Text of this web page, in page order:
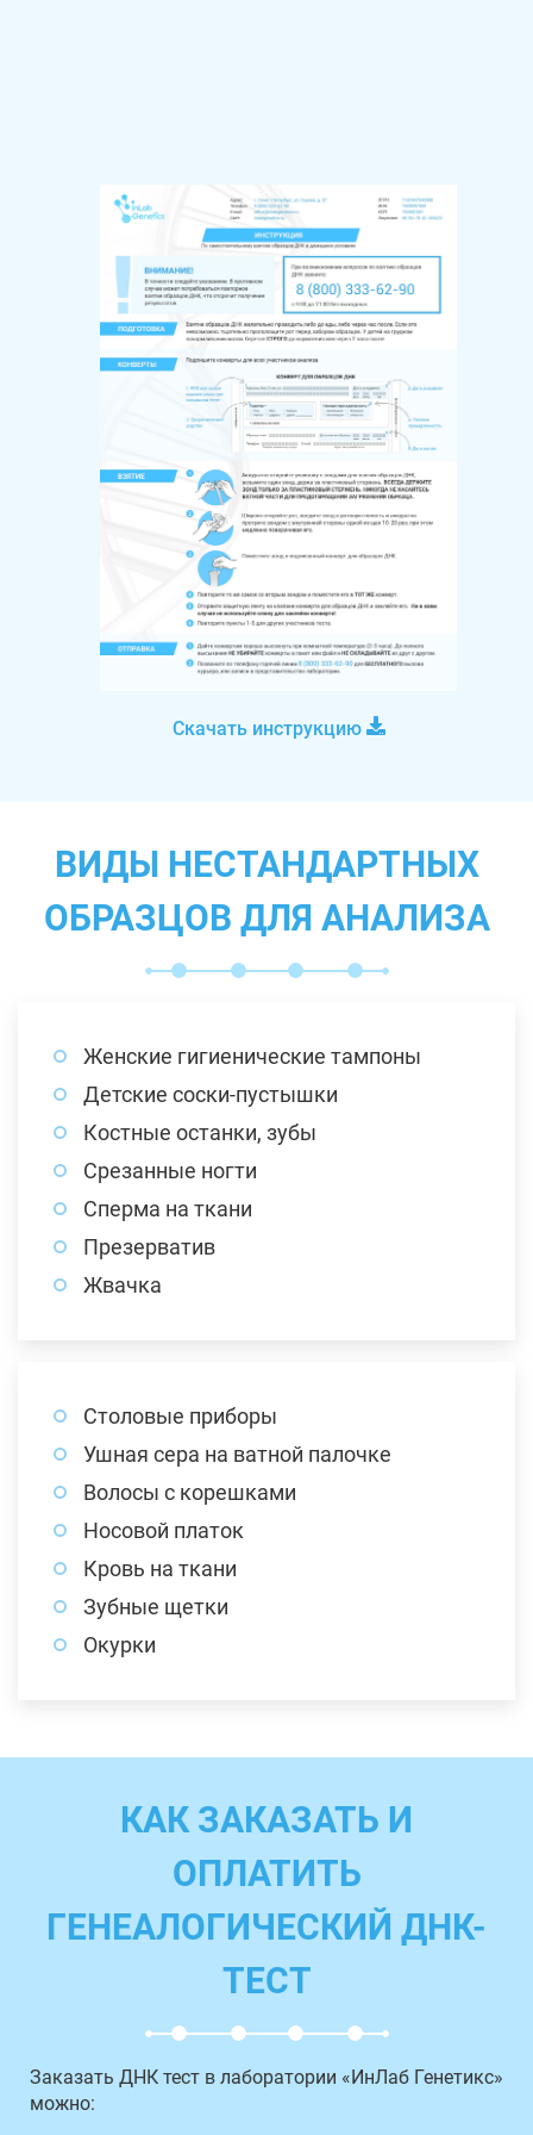
Скачать инструкцию
ВИДЫ НЕСТАНДАРТНЫХ
ОБРАЗЦОВ ДЛЯ АНАЛИЗА
Женские гигиенические тампоны
Детские соски-пустышки
Костные останки, зубы
Срезанные ногти
Сперма на ткани
Презерватив
Жвачка
Столовые приборы
Ушная сера на ватной палочке
Волосы с корешками
Носовой платок
Кровь на ткани
Зубные щетки
Окурки
КАК ЗАКАЗАТЬ И
ОПЛАТИТЬ
ГЕНЕАЛОГИЧЕСКИЙ ДНК-
ТЕСТ
Заказать ДНК тест в лаборатории «ИнЛаб Генетикс»
можно: